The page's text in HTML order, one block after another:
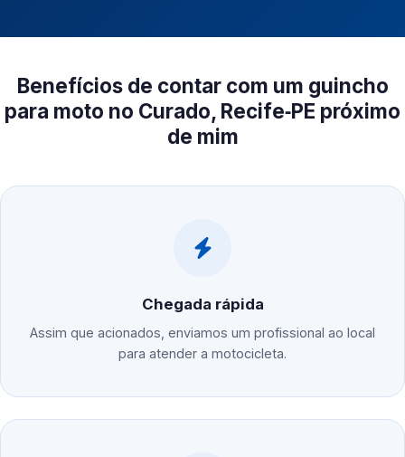
Benefícios de contar com um guincho
para moto no Curado, Recife‑PE próximo
de mim
Chegada rápida
Assim que acionados, enviamos um profissional ao local
para atender a motocicleta.